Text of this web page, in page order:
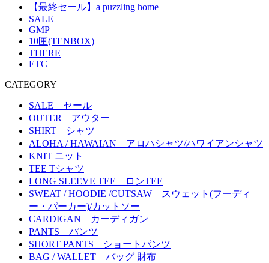
【最終セール】a puzzling home
SALE
GMP
10匣(TENBOX)
THERE
ETC
CATEGORY
SALE セール
OUTER アウター
SHIRT シャツ
ALOHA / HAWAIAN アロハシャツ/ハワイアンシャツ
KNIT ニット
TEE Tシャツ
LONG SLEEVE TEE ロンTEE
SWEAT / HOODIE /CUTSAW スウェット(フーディ
ー・パーカー)/カットソー
CARDIGAN カーディガン
PANTS パンツ
SHORT PANTS ショートパンツ
BAG / WALLET バッグ 財布